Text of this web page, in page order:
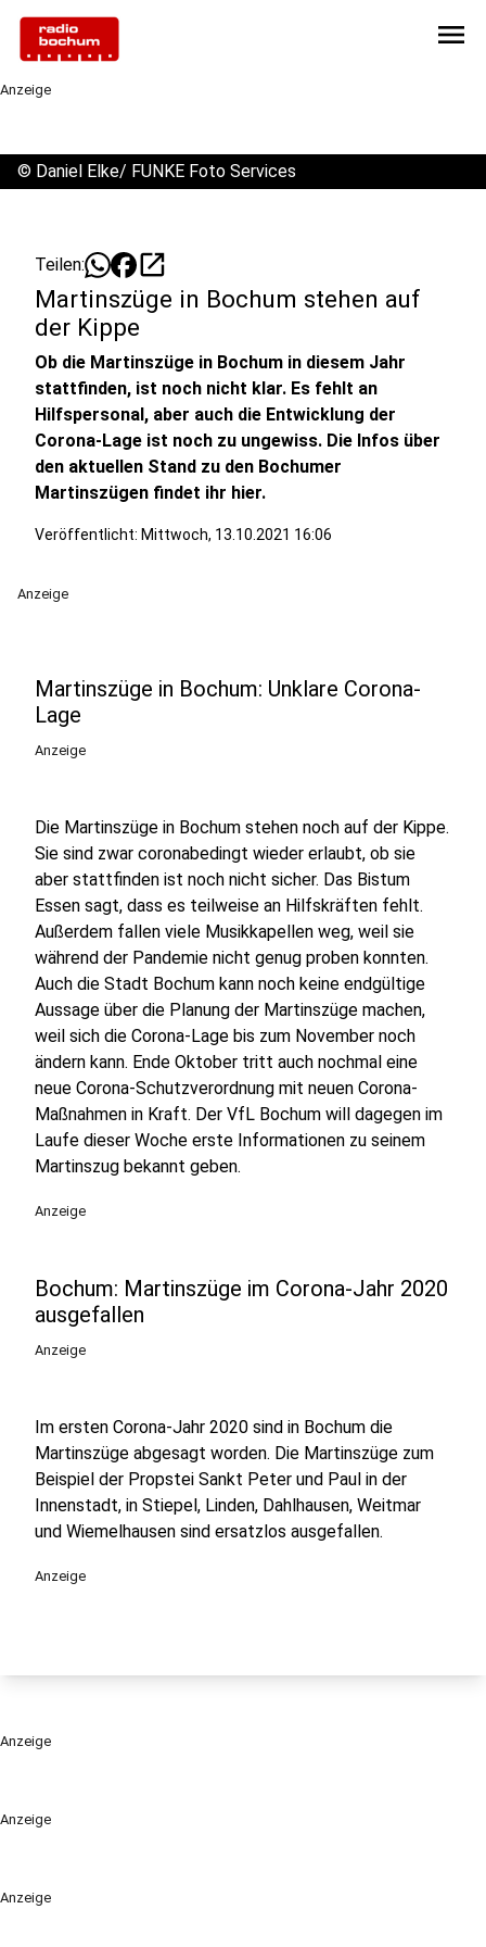
menu
Anzeige
Anzeige
Anzeige
© Daniel Elke/ FUNKE Foto Services
Teilen: open_in_new
Martinszüge in Bochum stehen auf
der Kippe
Ob die Martinszüge in Bochum in diesem Jahr
stattfinden, ist noch nicht klar. Es fehlt an
Hilfspersonal, aber auch die Entwicklung der
Corona-Lage ist noch zu ungewiss. Die Infos über
den aktuellen Stand zu den Bochumer
Martinszügen findet ihr hier.
Veröffentlicht: Mittwoch, 13.10.2021 16:06
Anzeige
Martinszüge in Bochum: Unklare Corona-
Lage
Anzeige
Die Martinszüge in Bochum stehen noch auf der Kippe.
Sie sind zwar coronabedingt wieder erlaubt, ob sie
aber stattfinden ist noch nicht sicher. Das Bistum
Essen sagt, dass es teilweise an Hilfskräften fehlt.
Außerdem fallen viele Musikkapellen weg, weil sie
während der Pandemie nicht genug proben konnten.
Auch die Stadt Bochum kann noch keine endgültige
Aussage über die Planung der Martinszüge machen,
weil sich die Corona-Lage bis zum November noch
ändern kann. Ende Oktober tritt auch nochmal eine
neue Corona-Schutzverordnung mit neuen Corona-
Maßnahmen in Kraft. Der VfL Bochum will dagegen im
Laufe dieser Woche erste Informationen zu seinem
Martinszug bekannt geben.
Anzeige
Bochum: Martinszüge im Corona-Jahr 2020
ausgefallen
Anzeige
Im ersten Corona-Jahr 2020 sind in Bochum die
Martinszüge abgesagt worden. Die Martinszüge zum
Beispiel der Propstei Sankt Peter und Paul in der
Innenstadt, in Stiepel, Linden, Dahlhausen, Weitmar
und Wiemelhausen sind ersatzlos ausgefallen.
Anzeige
Anzeige